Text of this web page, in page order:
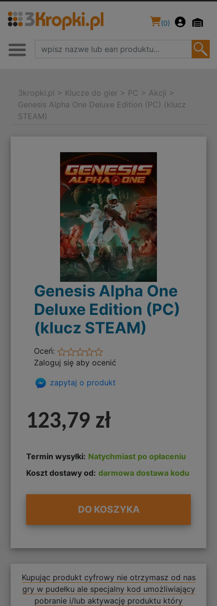
(0)
3kropki.pl > Klucze do gier > PC > Akcji >
Genesis Alpha One Deluxe Edition (PC) (klucz
STEAM)
Genesis Alpha One
Deluxe Edition (PC)
(klucz STEAM)
Oceń:
Zaloguj się aby ocenić
zapytaj o produkt
123,79 zł
Termin wysyłki: Natychmiast po opłaceniu
Koszt dostawy od: darmowa dostawa kodu
DO KOSZYKA
Kupując produkt cyfrowy nie otrzymasz od nas
gry w pudełku ale specjalny kod umożliwiający
pobranie i/lub aktywację produktu który